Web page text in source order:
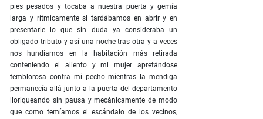
pies pesados y tocaba a nuestra puerta y gemía
larga y rítmicamente si tardábamos en abrir y en
presentarle lo que sin duda ya consideraba un
obligado tributo y así una noche tras otra y a veces
nos hundíamos en la habitación más retirada
conteniendo el aliento y mi mujer apretándose
temblorosa contra mi pecho mientras la mendiga
permanecía allá junto a la puerta del departamento
lloriqueando sin pausa y mecánicamente de modo
que como temíamos el escándalo de los vecinos,